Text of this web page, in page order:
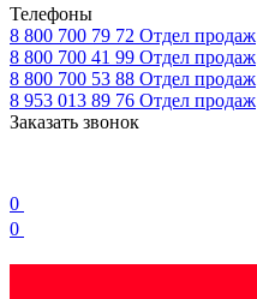
Телефоны
8 800 700 79 72 Отдел продаж
8 800 700 41 99 Отдел продаж
8 800 700 53 88 Отдел продаж
8 953 013 89 76 Отдел продаж
Заказать звонок
0
0